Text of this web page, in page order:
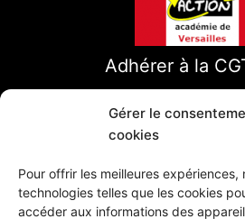
Gérer le
cookies
Pour offrir les meilleures expériences,
technologies telles que les cookies
accéder aux informations des
Adhérer à la